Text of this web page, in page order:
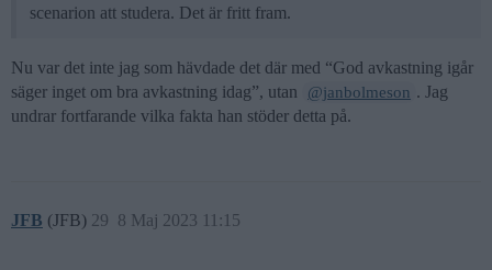
scenarion att studera. Det är fritt fram.
Nu var det inte jag som hävdade det där med “God avkastning igår
säger inget om bra avkastning idag”, utan
@janbolmeson . Jag
undrar fortfarande vilka fakta han stöder detta på.
JFB (JFB) 8 Maj 2023 11:15
29